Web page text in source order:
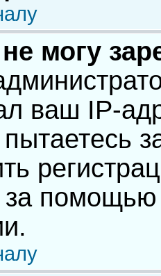
могу
ваш IP-
помощью